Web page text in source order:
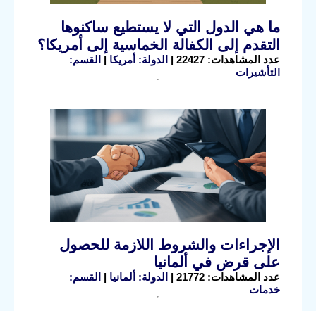
ما هي الدول التي لا يستطيع ساكنوها
التقدم إلى الكفالة الخماسية إلى أمريكا؟
عدد المشاهدات: 22427 | الدولة: أمريكا | القسم:
التأشيرات
الإجراءات والشروط اللازمة للحصول
على قرض في ألمانيا
عدد المشاهدات: 21772 | الدولة: ألمانيا | القسم:
خدمات